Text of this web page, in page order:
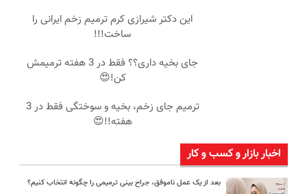
این دکتر شیرازی کرم ترمیم زخم ایرانی را
ساخت!!!
جای بخیه داری؟؟ فقط در 3 هفته ترمیمش
کن!😍
ترمیم جای زخم، بخیه و سوختگی فقط در 3
هفته!!😍
اخبار بازار و کسب و کار
بعد از یک عمل ناموفق، جراح بینی ترمیمی را چگونه انتخاب کنیم؟